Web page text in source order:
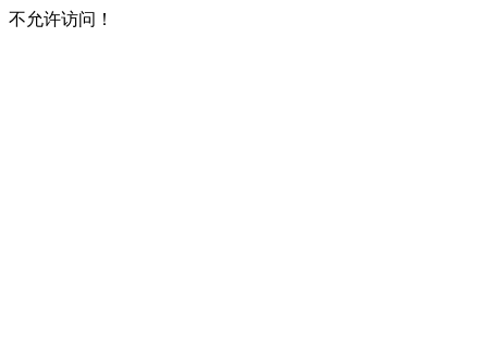
不允许访问！